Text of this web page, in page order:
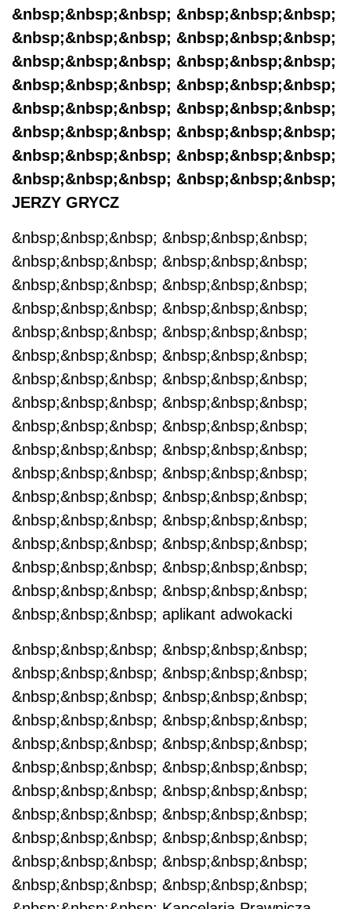
&nbsp;&nbsp;&nbsp; &nbsp;&nbsp;&nbsp;
&nbsp;&nbsp;&nbsp; &nbsp;&nbsp;&nbsp;
&nbsp;&nbsp;&nbsp; &nbsp;&nbsp;&nbsp;
&nbsp;&nbsp;&nbsp; &nbsp;&nbsp;&nbsp;
&nbsp;&nbsp;&nbsp; &nbsp;&nbsp;&nbsp;
&nbsp;&nbsp;&nbsp; &nbsp;&nbsp;&nbsp;
&nbsp;&nbsp;&nbsp; &nbsp;&nbsp;&nbsp;
&nbsp;&nbsp;&nbsp; &nbsp;&nbsp;&nbsp;
JERZY GRYCZ
&nbsp;&nbsp;&nbsp; &nbsp;&nbsp;&nbsp;
&nbsp;&nbsp;&nbsp; &nbsp;&nbsp;&nbsp;
&nbsp;&nbsp;&nbsp; &nbsp;&nbsp;&nbsp;
&nbsp;&nbsp;&nbsp; &nbsp;&nbsp;&nbsp;
&nbsp;&nbsp;&nbsp; &nbsp;&nbsp;&nbsp;
&nbsp;&nbsp;&nbsp; &nbsp;&nbsp;&nbsp;
&nbsp;&nbsp;&nbsp; &nbsp;&nbsp;&nbsp;
&nbsp;&nbsp;&nbsp; &nbsp;&nbsp;&nbsp;
&nbsp;&nbsp;&nbsp; &nbsp;&nbsp;&nbsp;
&nbsp;&nbsp;&nbsp; &nbsp;&nbsp;&nbsp;
&nbsp;&nbsp;&nbsp; &nbsp;&nbsp;&nbsp;
&nbsp;&nbsp;&nbsp; &nbsp;&nbsp;&nbsp;
&nbsp;&nbsp;&nbsp; &nbsp;&nbsp;&nbsp;
&nbsp;&nbsp;&nbsp; &nbsp;&nbsp;&nbsp;
&nbsp;&nbsp;&nbsp; &nbsp;&nbsp;&nbsp;
&nbsp;&nbsp;&nbsp; &nbsp;&nbsp;&nbsp;
&nbsp;&nbsp;&nbsp; aplikant adwokacki
&nbsp;&nbsp;&nbsp; &nbsp;&nbsp;&nbsp;
&nbsp;&nbsp;&nbsp; &nbsp;&nbsp;&nbsp;
&nbsp;&nbsp;&nbsp; &nbsp;&nbsp;&nbsp;
&nbsp;&nbsp;&nbsp; &nbsp;&nbsp;&nbsp;
&nbsp;&nbsp;&nbsp; &nbsp;&nbsp;&nbsp;
&nbsp;&nbsp;&nbsp; &nbsp;&nbsp;&nbsp;
&nbsp;&nbsp;&nbsp; &nbsp;&nbsp;&nbsp;
&nbsp;&nbsp;&nbsp; &nbsp;&nbsp;&nbsp;
&nbsp;&nbsp;&nbsp; &nbsp;&nbsp;&nbsp;
&nbsp;&nbsp;&nbsp; &nbsp;&nbsp;&nbsp;
&nbsp;&nbsp;&nbsp; &nbsp;&nbsp;&nbsp;